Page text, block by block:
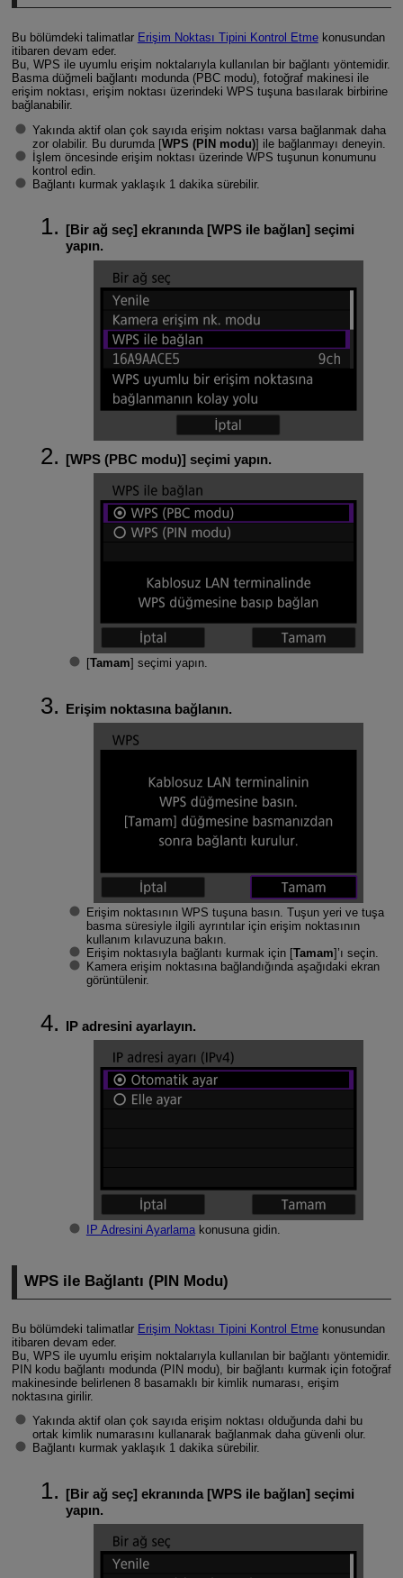
Bu bölümdeki talimatlar Erişim Noktası Tipini Kontrol Etmekonusundan
itibaren devam eder.
Bu, WPS ile uyumlu erişim noktalarıyla kullanılan bir bağlantı yöntemidir.
Basma düğmeli bağlantı modunda (PBC modu), fotoğraf makinesi ile
erişim noktası, erişim noktası üzerindeki WPS tuşuna basılarak birbirine
bağlanabilir.
Yakında aktif olan çok sayıda erişim noktası varsa bağlanmak daha
zor olabilir. Bu durumda [WPS (PIN modu)] ile bağlanmayı deneyin.
İşlem öncesinde erişim noktası üzerinde WPS tuşunun konumunu
kontrol edin.
Bağlantı kurmak yaklaşık 1 dakika sürebilir.
[Bir ağ seç] ekranında [WPS ile bağlan] seçimi
yapın.
[WPS (PBC modu)] seçimi yapın.
[Tamam] seçimi yapın.
Erişim noktasına bağlanın.
Erişim noktasının WPS tuşuna basın. Tuşun yeri ve tuşa
basma süresiyle ilgili ayrıntılar için erişim noktasının
kullanım kılavuzuna bakın.
Erişim noktasıyla bağlantı kurmak için [Tamam]’ı seçin.
Kamera erişim noktasına bağlandığında aşağıdaki ekran
görüntülenir.
IP adresini ayarlayın.
IP Adresini Ayarlamakonusuna gidin.
WPS ile Bağlantı (PIN Modu)
Bu bölümdeki talimatlar Erişim Noktası Tipini Kontrol Etmekonusundan
itibaren devam eder.
Bu, WPS ile uyumlu erişim noktalarıyla kullanılan bir bağlantı yöntemidir.
PIN kodu bağlantı modunda (PIN modu), bir bağlantı kurmak için fotoğraf
makinesinde belirlenen 8 basamaklı bir kimlik numarası, erişim
noktasına girilir.
Yakında aktif olan çok sayıda erişim noktası olduğunda dahi bu
ortak kimlik numarasını kullanarak bağlanmak daha güvenli olur.
Bağlantı kurmak yaklaşık 1 dakika sürebilir.
[Bir ağ seç] ekranında [WPS ile bağlan] seçimi
yapın.